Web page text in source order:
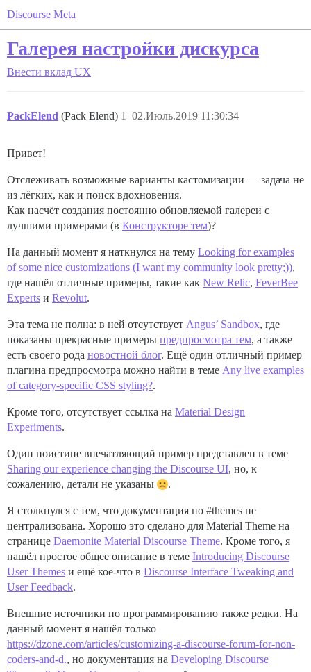
Discourse Meta
Галерея настройки дискурса
Внести вклад UX
PackElend (Pack Elend) 02.Июль.2019 11:30:34
1
Привет!
Отслеживать возможные варианты кастомизации — задача не
из лёгких, как и поиск вдохновения.
Как насчёт создания постоянно обновляемой галереи с
лучшими примерами (в Конструкторе тем)?
На данный момент я наткнулся на тему Looking for examples
of some nice customizations (I want my community look pretty;)),
где нашёл отличные примеры, такие как New Relic, FeverBee
Experts и Revolut.
Эта тема не полна: в ней отсутствует Angus’ Sandbox, где
показаны прекрасные примеры предпросмотра тем, а также
есть своего рода новостной блог. Ещё один отличный пример
плагина предпросмотра можно найти в теме Any live examples
of category-specific CSS styling?.
Кроме того, отсутствует ссылка на Material Design
Experiments.
Один поистине впечатляющий пример представлен в теме
Sharing our experience changing the Discourse UI, но, к
сожалению, детали не указаны
.
Я столкнулся с тем, что документация по #themes не
централизована. Хорошо это сделано для Material Theme на
странице Daemonite Material Discourse Theme. Кроме того, я
нашёл простое общее описание в теме Introducing Discourse
User Themes и ещё кое-что в Discourse Interface Tweaking and
User Feedback.
Внешние источники по программированию также редки. На
данный момент я нашёл только
https://dzone.com/articles/customizing-a-discourse-forum-for-non-
coders-and-d., но документация на Developing Discourse